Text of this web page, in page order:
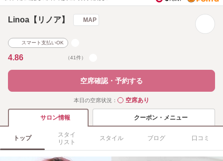
Linoa【リノア】 MAP
スマート支払いOK
4.86 （41件）
空席確認・予約する
本日の空席状況： ◯空席あり
サロン情報 クーポン・メニュー
トップ
スタイ
リスト
スタイル ブログ 口コミ